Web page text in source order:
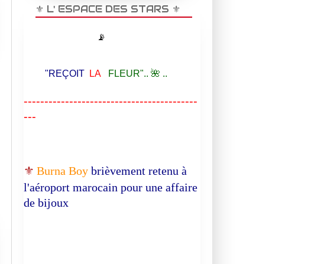
TV REALITE
⚜️ L' ESPACE DES STARS ⚜️
📡
"REÇOIT LA FLEUR".. 🌺 ..
------------------------------------------
---
⚜️ Burna Boy brièvement retenu à
l'aéroport marocain pour une affaire
de bijoux